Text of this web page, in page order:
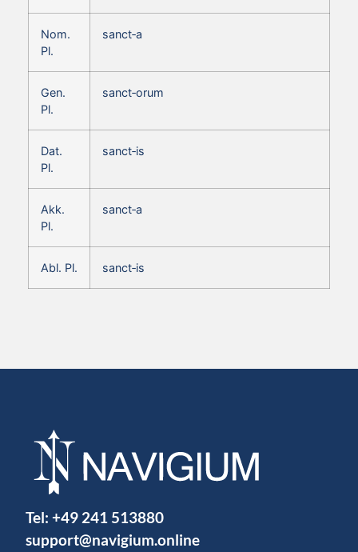
Nom.
Pl.
sanct‑a
Gen.
Pl.
sanct‑orum
Dat.
Pl.
sanct‑is
Akk.
Pl.
sanct‑a
Abl. Pl. sanct‑is
Tel: +49 241 513880
support@navigium.online